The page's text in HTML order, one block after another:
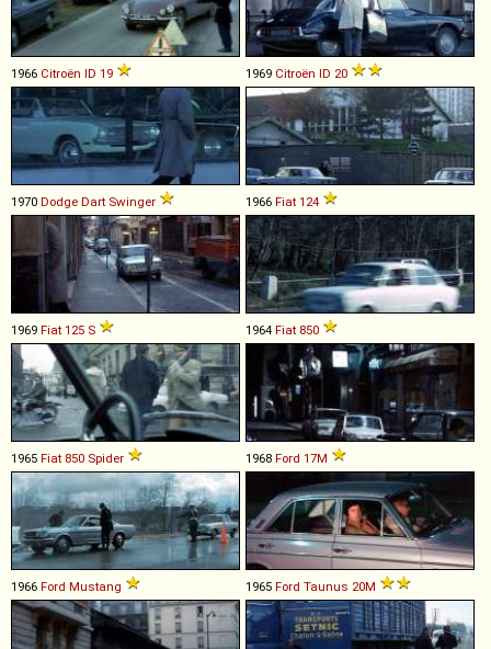
1966 Citroën ID 19 1969 Citroën ID 20
1970 Dodge Dart Swinger 1966 Fiat 124
1969 Fiat 125 S 1964 Fiat 850
1965 Fiat 850 Spider 1968 Ford 17M
1966 Ford Mustang 1965 Ford Taunus 20M